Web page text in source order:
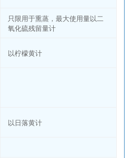
只限用于熏蒸，最大使用量以二
氧化硫残留量计
以柠檬黄计
以日落黄计